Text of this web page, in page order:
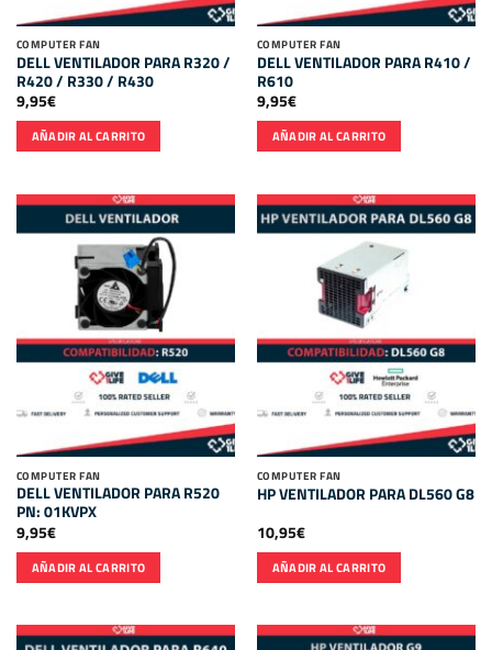
COMPUTER FAN
DELL VENTILADOR PARA R320 /
R420 / R330 / R430
9,95€
AÑADIR AL CARRITO
COMPUTER FAN
DELL VENTILADOR PARA R410 /
R610
9,95€
AÑADIR AL CARRITO
COMPUTER FAN
DELL VENTILADOR PARA R520
PN: 01KVPX
9,95€
AÑADIR AL CARRITO
COMPUTER FAN
HP VENTILADOR PARA DL560 G8
10,95€
AÑADIR AL CARRITO